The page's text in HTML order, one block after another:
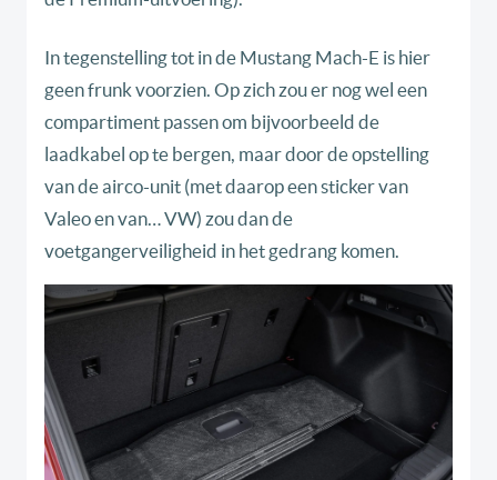
In tegenstelling tot in de Mustang Mach-E is hier
geen frunk voorzien. Op zich zou er nog wel een
compartiment passen om bijvoorbeeld de
laadkabel op te bergen, maar door de opstelling
van de airco-unit (met daarop een sticker van
Valeo en van… VW) zou dan de
voetgangerveiligheid in het gedrang komen.